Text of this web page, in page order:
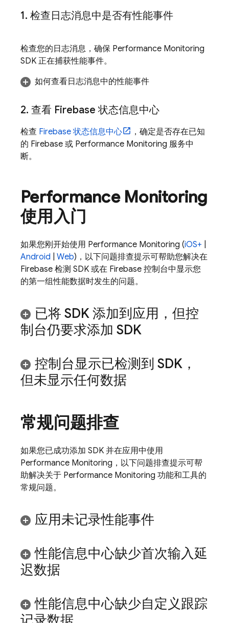
1. 检查日志消息中是否有性能事件
检查您的日志消息，确保 Performance Monitoring
SDK 正在捕获性能事件。
如何查看日志消息中的性能事件
2. 查看 Firebase 状态信息中心
检查 Firebase 状态信息中心
，确定是否存在已知
的 Firebase 或 Performance Monitoring 服务中
断。
Performance Monitoring
使用入门
如果您刚开始使用 Performance Monitoring (iOS+
Android
Web)，以下问题排查提示可帮助您解决在
Firebase 检测 SDK 或在 Firebase 控制台中显示您
的第一组性能数据时发生的问题。
已将 SDK 添加到应用，但控
制台仍要求添加 SDK
控制台显示已检测到 SDK，
但未显示任何数据
常规问题排查
如果您已成功添加 SDK 并在应用中使用
Performance Monitoring ，以下问题排查提示可帮
助解决关于 Performance Monitoring 功能和工具的
常规问题。
应用未记录性能事件
性能信息中心缺少首次输入延
迟数据
性能信息中心缺少自定义跟踪